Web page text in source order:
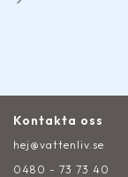
Kontakta oss
hej@vattenliv.se
0480 - 73 73 40